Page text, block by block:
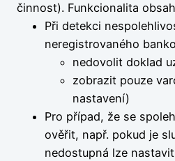
činnost). Funkcionalita
Při detekci
neregistrovaného
nedovolit doklad
zobrazit pouze
nastavení)
Pro případ, že se
ověřit, např. pokud je
nedostupná lze nastavit